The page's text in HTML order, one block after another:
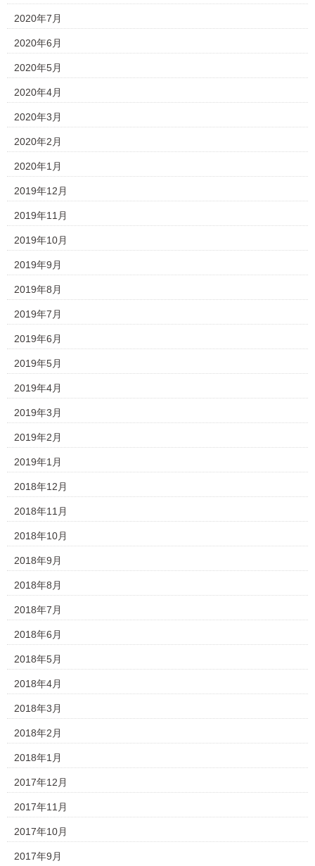
2020年7月
2020年6月
2020年5月
2020年4月
2020年3月
2020年2月
2020年1月
2019年12月
2019年11月
2019年10月
2019年9月
2019年8月
2019年7月
2019年6月
2019年5月
2019年4月
2019年3月
2019年2月
2019年1月
2018年12月
2018年11月
2018年10月
2018年9月
2018年8月
2018年7月
2018年6月
2018年5月
2018年4月
2018年3月
2018年2月
2018年1月
2017年12月
2017年11月
2017年10月
2017年9月